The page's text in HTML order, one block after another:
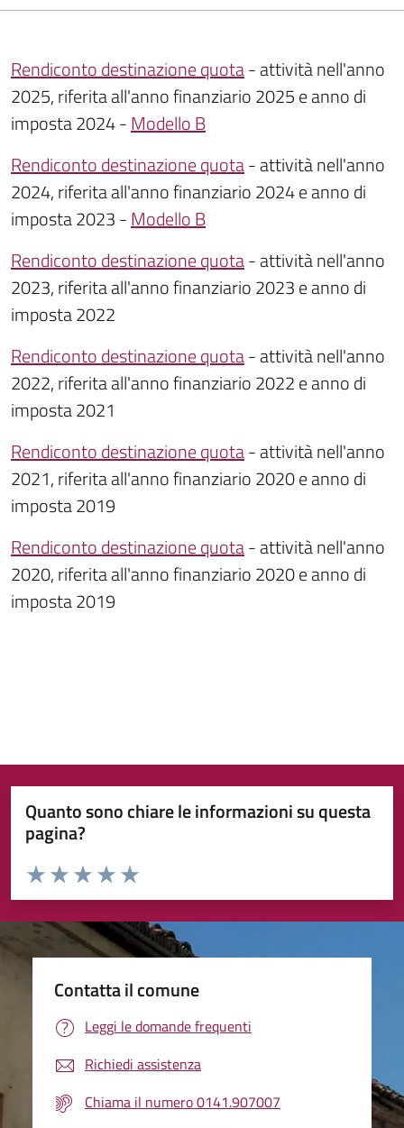
Rendiconto destinazione quota- attività nell'anno
2025, riferita all'anno finanziario 2025 e anno di
imposta 2024 -Modello B
Rendiconto destinazione quota- attività nell'anno
2024, riferita all'anno finanziario 2024 e anno di
imposta 2023 -Modello B
Rendiconto destinazione quota- attività nell'anno
2023, riferita all'anno finanziario 2023 e anno di
imposta 2022
Rendiconto destinazione quota- attività nell'anno
2022, riferita all'anno finanziario 2022 e anno di
imposta 2021
Rendiconto destinazione quota- attività nell'anno
2021, riferita all'anno finanziario 2020 e anno di
imposta 2019
Rendiconto destinazione quota- attività nell'anno
2020, riferita all'anno finanziario 2020 e anno di
imposta 2019
Quanto sono chiare le informazioni su questa
pagina?
Valuta da 1 a 5 stelle la pagina
Valuta 5 stelle su 5
Valuta 4 stelle su 5
Valuta 3 stelle su 5
Valuta 2 stelle su 5
Valuta 1 stelle su 5
Contatta il comune
Leggi le domande frequenti
Richiedi assistenza
Chiama il numero 0141.907007